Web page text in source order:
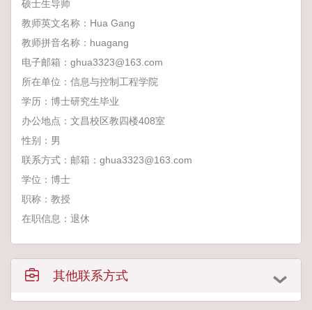
硕士生导师
教师英文名称：Hua Gang
教师拼音名称：huagang
电子邮箱： ghua3323@163.com
所在单位：信息与控制工程学院
学历：博士研究生毕业
办公地点：文昌校区教四楼408室
性别：男
联系方式：邮箱：ghua3323@163.com
学位：博士
职称：教授
在职信息：退休
其他联系方式